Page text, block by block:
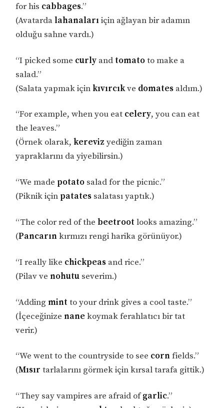
for his cabbages.”
(Avatardalahanalarıiçin ağlayan bir adamın
olduğu sahne vardı.)
“I picked some curly and tomatoto make a
salad.”
(Salata yapmak içinkıvırcıkve domates aldım.)
“For example, when you eat celery, you can eat
the leaves.”
(Örnek olarak,kereviz yediğin zaman
yapraklarını da yiyebilirsin.)
“We made potato salad for the picnic.”
(Piknik için patates salatası yaptık.)
“The color red of thebeetroot looks amazing.”
(Pancarınkırmızı rengi harika görünüyor.)
“I really like chickpeas and rice.”
(Pilav venohutu severim.)
“Addingmint to your drink gives a cool taste.”
(İçeceğinizenanekoymak ferahlatıcı bir tat
verir.)
“We went to the countryside to see cornfields.”
(Mısır tarlalarını görmek için kırsal tarafa gittik.)
“They say vampires are afraid ofgarlic.”